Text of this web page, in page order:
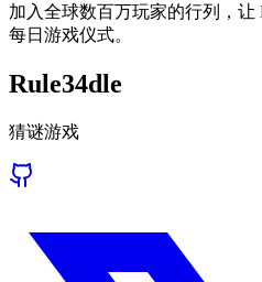
加入全球数百万玩家的行列，让
每日游戏仪式。
Rule34dle
猜谜游戏